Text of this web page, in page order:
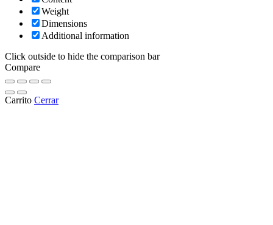
Weight
Dimensions
Additional information
Click outside to hide the comparison bar
Compare
Carrito Cerrar